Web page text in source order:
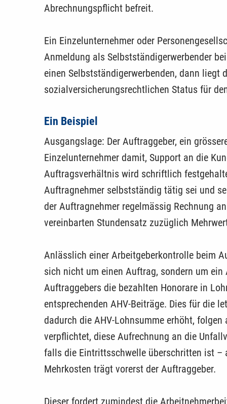
Abrechnungspflicht befreit.
Ein Einzelunternehmer oder
Anmeldung als Selbstständigerwerbender
einen Selbstständigerwerbenden, dann liegt
sozialversicherungsrechtlichen Status für
Ein Beispiel
Ausgangslage: Der Auftraggeber, ein
Einzelunternehmer damit, Support an die
Auftragsverhältnis wird schriftlich
Auftragnehmer selbstständig tätig sei und
der Auftragnehmer regelmässig Rechnung
vereinbarten Stundensatz zuzüglich
Anlässlich einer Arbeitgeberkontrolle beim
sich nicht um einen Auftrag, sondern um
Auftraggebers die bezahlten Honorare in
entsprechenden AHV-Beiträge. Dies für die
dadurch die AHV-Lohnsumme erhöht,
verpflichtet, diese Aufrechnung an die
falls die Eintrittsschwelle überschritten ist –
Mehr­kosten trägt vorerst der Auftraggeber.
Dieser fordert zumindest die